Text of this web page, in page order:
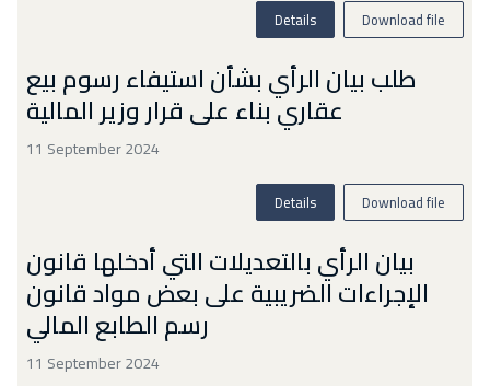
Details Download file
طلب بيان الرأي بشأن استيفاء رسوم بيع
عقاري بناء على قرار وزير المالية
11 September 2024
Details Download file
بيان الرأي بالتعديلات التي أدخلها قانون
الإجراءات الضريبية على بعض مواد قانون
رسم الطابع المالي
11 September 2024